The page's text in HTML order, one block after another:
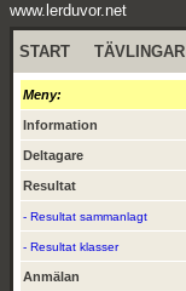
www.lerduvor.net
START TÄVLINGAR
Meny:
Information
Deltagare
Resultat
- Resultat sammanlagt
- Resultat klasser
Anmälan